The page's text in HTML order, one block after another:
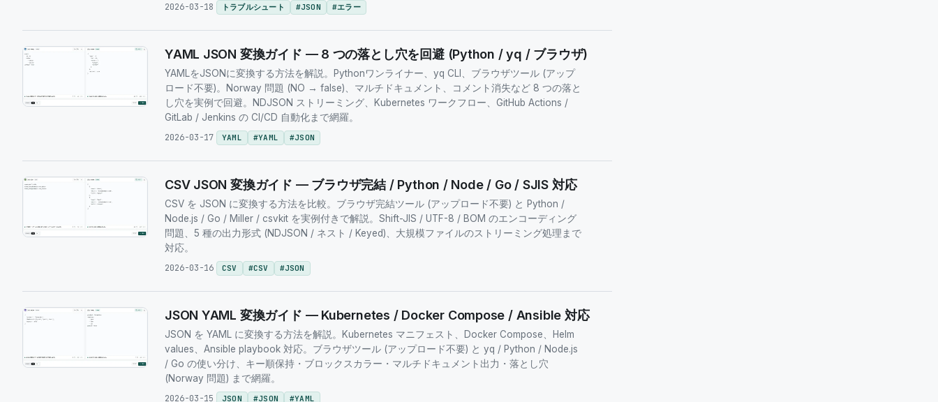
2026-03-18
トラブルシュート #JSON #エラー
YAML JSON 変換ガイド — 8 つの落とし穴を回避 (Python / yq / ブラウザ)
YAMLをJSONに変換する方法を解説。Pythonワンライナー、yq CLI、ブラウザツール (アップ
ロード不要)。Norway 問題 (NO → false)、マルチドキュメント、コメント消失など 8 つの落と
し穴を実例で回避。NDJSON ストリーミング、Kubernetes ワークフロー、GitHub Actions /
GitLab / Jenkins の CI/CD 自動化まで網羅。
2026-03-17
YAML #YAML #JSON
CSV JSON 変換ガイド — ブラウザ完結 / Python / Node / Go / SJIS 対応
CSV を JSON に変換する方法を比較。ブラウザ完結ツール (アップロード不要) と Python /
Node.js / Go / Miller / csvkit を実例付きで解説。Shift-JIS / UTF-8 / BOM のエンコーディング
問題、5 種の出力形式 (NDJSON / ネスト / Keyed)、大規模ファイルのストリーミング処理まで
対応。
2026-03-16
CSV #CSV #JSON
JSON YAML 変換ガイド — Kubernetes / Docker Compose / Ansible 対応
JSON を YAML に変換する方法を解説。Kubernetes マニフェスト、Docker Compose、Helm
values、Ansible playbook 対応。ブラウザツール (アップロード不要) と yq / Python / Node.js
/ Go の使い分け、キー順保持・ブロックスカラー・マルチドキュメント出力・落とし穴
(Norway 問題) まで網羅。
2026-03-15
JSON #JSON #YAML